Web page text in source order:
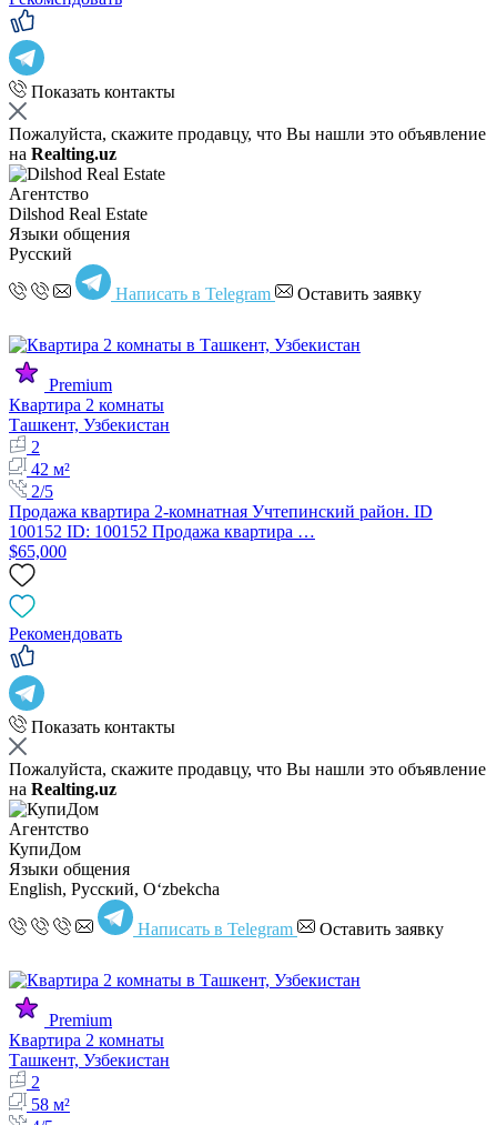
Показать контакты
Пожалуйста, скажите продавцу, что Вы нашли это объявление
на Realting.uz
Агентство
Dilshod Real Estate
Языки общения
Русский
Написать в Telegram Оставить заявку
Premium
Квартира 2 комнаты
Ташкент, Узбекистан
2
42 м²
2/5
Продажа квартира 2-комнатная Учтепинский район. ID
100152 ID: 100152 Продажа квартира …
$65,000
Рекомендовать
Показать контакты
Пожалуйста, скажите продавцу, что Вы нашли это объявление
на Realting.uz
Агентство
КупиДом
Языки общения
English, Русский, Oʻzbekcha
Написать в Telegram Оставить заявку
Premium
Квартира 2 комнаты
Ташкент, Узбекистан
2
58 м²